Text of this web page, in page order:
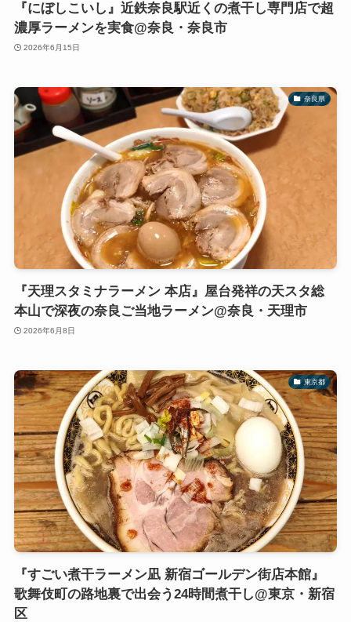
『にぼしこいし』近鉄奈良駅近くの煮干し専門店で超
濃厚ラーメンを実食@奈良・奈良市
2026年6月15日
奈良県
『天理スタミナラーメン 本店』屋台発祥の天スタ総
本山で深夜の奈良ご当地ラーメン@奈良・天理市
2026年6月8日
東京都
『すごい煮干ラーメン凪 新宿ゴールデン街店本館』
歌舞伎町の路地裏で出会う24時間煮干し@東京・新宿
区